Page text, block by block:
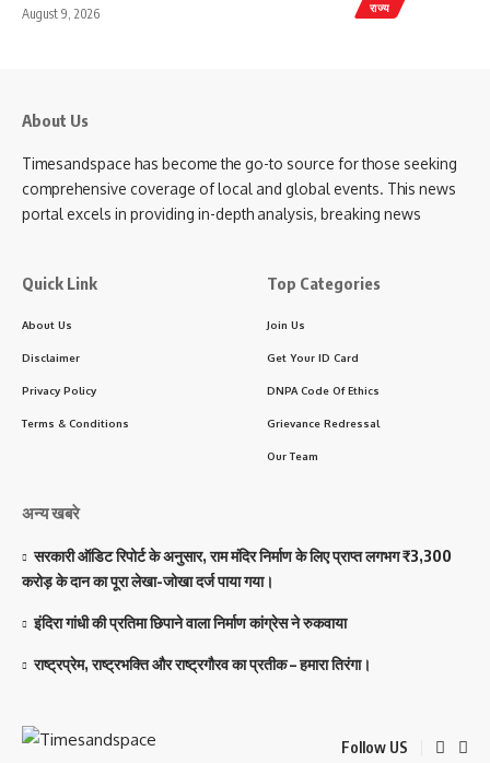
राज्य
August 9, 2026
About Us
Timesandspace has become the go-to source for those seeking
comprehensive coverage of local and global events. This news
portal excels in providing in-depth analysis, breaking news
Quick Link
About Us
Disclaimer
Privacy Policy
Terms & Conditions
Top Categories
Join Us
Get Your ID Card
DNPA Code Of Ethics
Grievance Redressal
Our Team
अन्य खबरे
सरकारी ऑडिट रिपोर्ट के अनुसार, राम मंदिर निर्माण के लिए प्राप्त लगभग ₹3,300
करोड़ के दान का पूरा लेखा-जोखा दर्ज पाया गया।
इंदिरा गांधी की प्रतिमा छिपाने वाला निर्माण कांग्रेस ने रुकवाया
राष्ट्रप्रेम, राष्ट्रभक्ति और राष्ट्रगौरव का प्रतीक – हमारा तिरंगा।
Follow US